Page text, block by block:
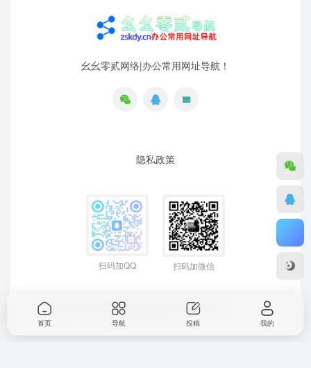
幺幺零贰网络|办公常用网址导航！
隐私政策
扫码加QQ 扫码加微信
Copyright © 2026 幺幺零贰导航 粤ICP备19129477号-1
首页 导航 投稿 我的